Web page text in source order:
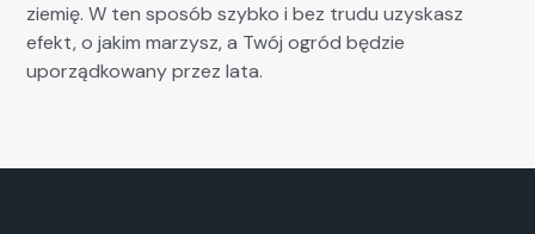
ziemię. W ten sposób szybko i bez trudu uzyskasz
efekt, o jakim marzysz, a Twój ogród będzie
uporządkowany przez lata.